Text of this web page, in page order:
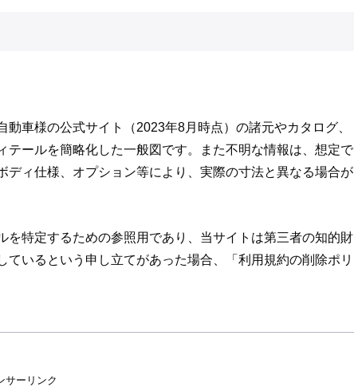
車様の公式サイト（2023年8月時点）の諸元やカタログ、
ールを簡略化した一般図です。また不明な情報は、想定で
ィ仕様、オプション等により、実際の寸法と異なる場合が
特定するための参照用であり、当サイトは第三者の知的財
いるという申し立てがあった場合、「利用規約の削除ポリ
サーリンク